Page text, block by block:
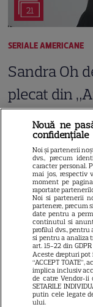
21
SERIALE AMERICANE
Sandra Oh
plecat din
Discuția cu
care a
Cristina
Nouă ne
confidențiale
Noi și partenerii
dvs., precum
caracter personal.
mai jos, respectiv
moment pe
raportate
Noi si partenerii
partenere, precum
date pentru a
continutul si
profilul dvs.,
si pentru a analiza
art. 15-22 din
Aceste drepturi
“ACCEPT
implica inclusiv
de catre Vendor-ii
SETARILE
putin cele legate
ului.